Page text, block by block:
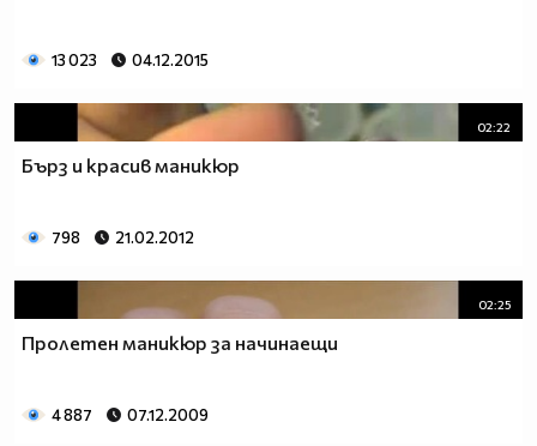
13 023 04.12.2015
02:22
Бърз и красив маникюр
798 21.02.2012
02:25
Пролетен маникюр за начинаещи
4 887 07.12.2009